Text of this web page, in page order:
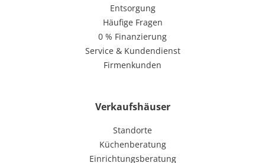
Entsorgung
Häufige Fragen
0 % Finanzierung
Service & Kundendienst
Firmenkunden
Verkaufshäuser
Standorte
Küchenberatung
Einrichtungsberatung